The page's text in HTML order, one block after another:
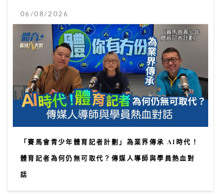
06/08/2026
「賽馬會青少年體育記者計劃」為業界傳承 AI時代！
體育記者為何仍無可取代？傳媒人導師與學員熱血對
話